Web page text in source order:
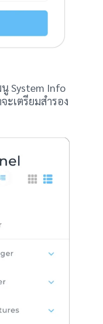
System Info
ะเตรียมสำรอง